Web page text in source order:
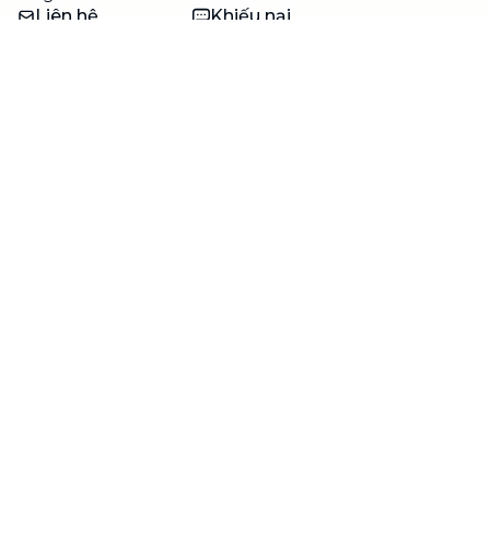
Liên hệ Khiếu nại